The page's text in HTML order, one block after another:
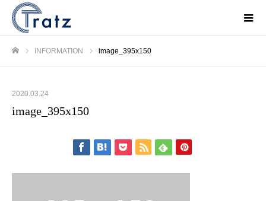
INFORMATION image_395x150
2020.03.24
image_395x150